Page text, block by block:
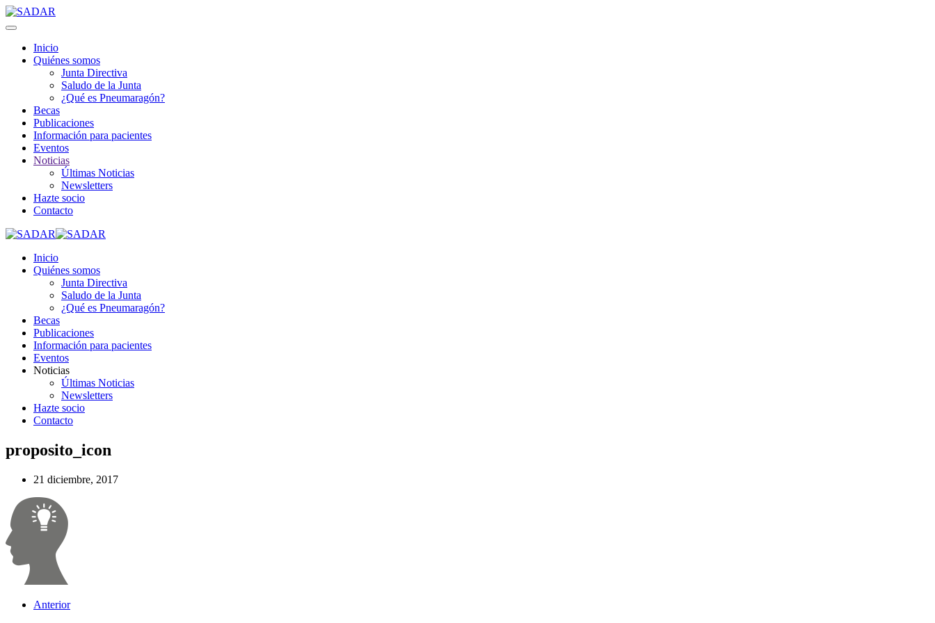
Inicio
Quiénes somos
Junta Directiva
Saludo de la Junta
¿Qué es Pneumaragón?
Becas
Publicaciones
Información para pacientes
Eventos
Noticias
Últimas Noticias
Newsletters
Hazte socio
Contacto
Inicio
Quiénes somos
Junta Directiva
Saludo de la Junta
¿Qué es Pneumaragón?
Becas
Publicaciones
Información para pacientes
Eventos
Noticias
Últimas Noticias
Newsletters
Hazte socio
Contacto
proposito_icon
21 diciembre, 2017
Anterior